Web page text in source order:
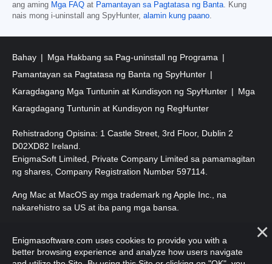
ang aming Mga FAQ at Pamantayan sa Pagtatasa ng Banta. Kung
nais mong i-uninstall ang SpyHunter, alamin kung paano.
Bahay
Mga Hakbang sa Pag-uninstall ng Programa
Pamantayan sa Pagtatasa ng Banta ng SpyHunter
Karagdagang Mga Tuntunin at Kundisyon ng SpyHunter
Mga
Karagdagang Tuntunin at Kundisyon ng RegHunter
Rehistradong Opisina: 1 Castle Street, 3rd Floor, Dublin 2
D02XD82 Ireland.
EnigmaSoft Limited, Private Company Limited sa pamamagitan
ng shares, Company Registration Number 597114.
Ang Mac at MacOS ay mga trademark ng Apple Inc., na
nakarehistro sa US at iba pang mga bansa.
Nakalaan.
Enigmasoftware.com uses cookies to provide you with a
better browsing experience and analyze how users navigate